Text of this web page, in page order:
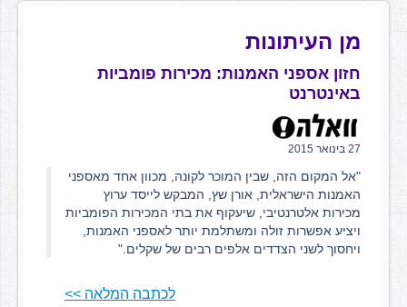
מן העיתונות
חזון אספני האמנות: מכירות פומביות
באינטרנט
27 בינואר 2015
"אל המקום הזה, שבין המוכר לקונה, מכוון אחד מאספני
האמנות הישראלית, אורן שץ, המבקש לייסד ערוץ
מכירות אלטרנטיבי, שיעקוף את בתי המכירות הפומביות
ויציע אפשרות זולה ומשתלמת יותר לאספני האמנות,
ויחסוך לשני הצדדים אלפים רבים של שקלים."
לכתבה המלאה >>